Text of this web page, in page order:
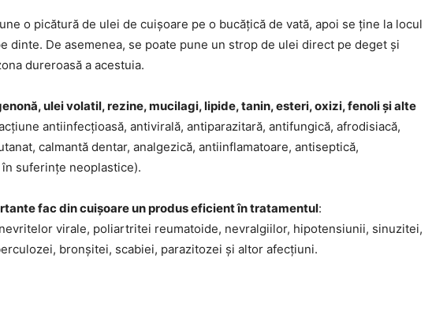
o picătură de ulei de cuișoare pe o bucățică de vată, apoi se ține la locul
dinte. De asemenea, se poate pune un strop de ulei direct pe deget și
dureroasă a acestuia.
ulei volatil, rezine, mucilagi, lipide, tanin, esteri, oxizi, fenoli și alte
antiinfecțioasă, antivirală, antiparazitară, antifungică, afrodisiacă,
calmantă dentar, analgezică, antiinflamatoare, antiseptică,
suferințe neoplastice).
fac din cuișoare un produs eficient în tratamentul:
virale, poliartritei reumatoide, nevralgiilor, hipotensiunii, sinuzitei,
bronșitei, scabiei, parazitozei și altor afecțiuni.